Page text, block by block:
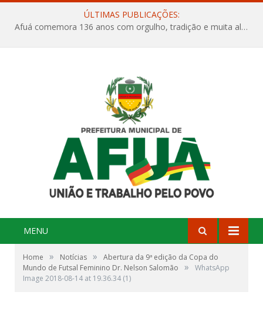
ÚLTIMAS PUBLICAÇÕES:
Afuá comemora 136 anos com orgulho, tradição e muita alegria na Quadra Dr. Nelson Salomão
MENU
Home » Notícias »
Abertura da 9ª edição da Copa do
Mundo de Futsal Feminino Dr. Nelson Salomão
»
WhatsApp
Image 2018-08-14 at 19.36.34 (1)